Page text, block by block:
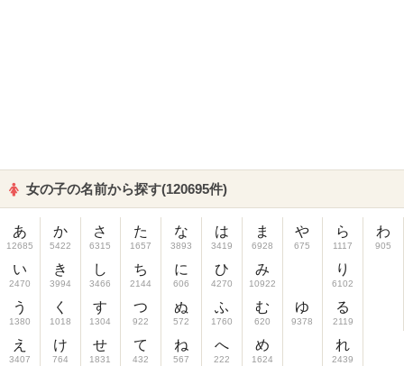
女の子の名前から探す(120695件)
あ
12685
い
2470
う
1380
え
3407
か
5422
き
3994
く
1018
け
764
さ
6315
し
3466
す
1304
せ
1831
た
1657
ち
2144
つ
922
て
432
な
3893
に
606
ぬ
572
ね
567
は
3419
ひ
4270
ふ
1760
へ
222
ま
6928
み
10922
む
620
め
1624
や
675
ゆ
9378
ら
1117
り
6102
る
2119
れ
2439
わ
905